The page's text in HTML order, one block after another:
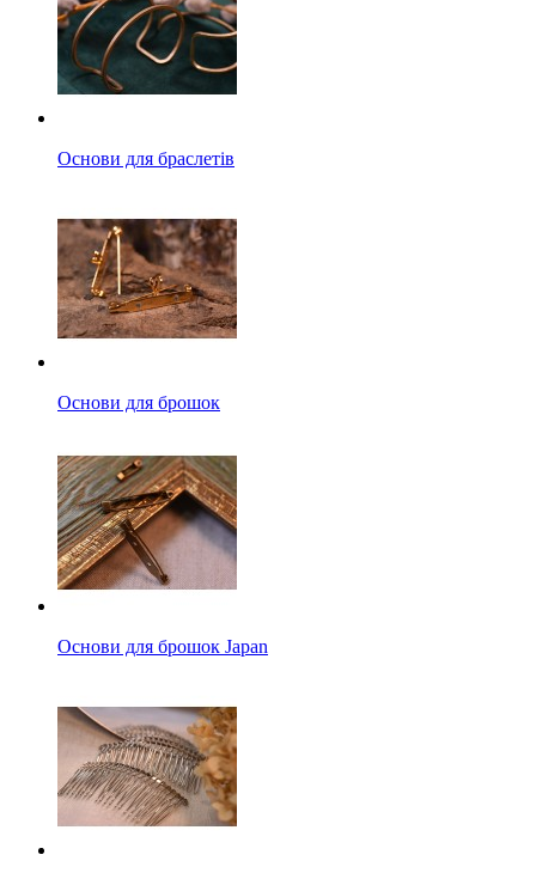
Основи для браслетів
Основи для брошок
Основи для брошок Japan